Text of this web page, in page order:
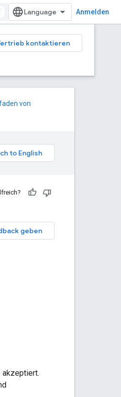
Anmelden
kontaktieren
von
geben
akzeptiert.